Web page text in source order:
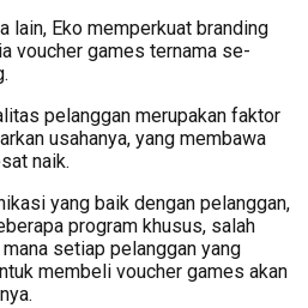
lain, Eko memperkuat branding
voucher games ternama se-
pelanggan merupakan faktor
usahanya, yang membawa
naik.
yang baik dengan pelanggan,
program khusus, salah
setiap pelanggan yang
membeli voucher games akan